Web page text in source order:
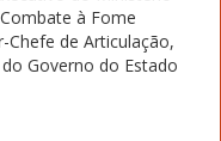
à Fome
Chefe de Articulação,
Governo do Estado